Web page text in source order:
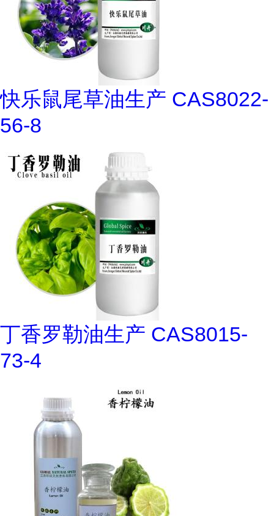
快乐鼠尾草油生产 CAS8022-
56-8
丁香罗勒油生产 CAS8015-
73-4